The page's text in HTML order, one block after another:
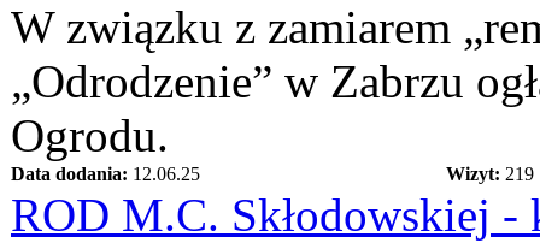
W związku z zamiarem
„Odrodzenie” w Zabrzu
Ogrodu.
Data dodania: 12.06.25 Wizyt: 219
ROD M.C. Skłodowskiej -